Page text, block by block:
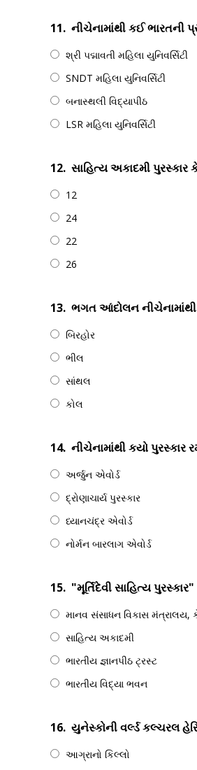
11. નીચેનામાંથી કઈ ભારતની
શ્રી પદ્માવતી મહિલા યુનિવર્સિટી
SNDT મહિલા યુનિવર્સિટી
બનાસ્થલી વિદ્યાપીઠ
LSR મહિલા યુનિવર્સિટી
12. સાહિત્ય અકાદમી
12
24
22
26
13. ભગત આંદોલન
બિરહોર
ભીલ
સાંથલ
કોલ
14. નીચેનામાંથી કયો પુરસ્કાર
અર્જુન એવોર્ડ
દ્રોણાચાર્ય પુરસ્કાર
ધ્યાનચંદ્ર એવોર્ડ
નોર્મન બારલાગ એવોર્ડ
15. "મૂર્તિદેવી સાહિત્ય
માનવ સંસાધન વિકાસ મંત્રાલય,
સાહિત્ય અકાદમી
ભારતીય જ્ઞાનપીઠ ટ્રસ્ટ
ભારતીય વિદ્યા ભવન
16. યુનેસ્કોની વર્લ્ડ કલ્ચરલ
આગ્રાનો કિલ્લો